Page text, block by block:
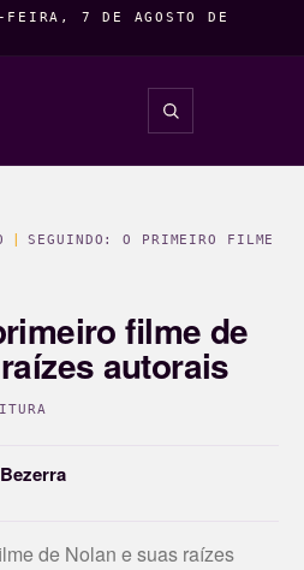
FEIRA, 7 DE AGOSTO DE
SEGUINDO: O PRIMEIRO FILME
filme de
autorais